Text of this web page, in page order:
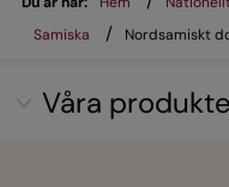
Samiska / Nordsamiskt
Våra